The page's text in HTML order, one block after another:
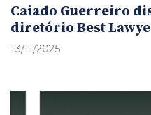
Caiado Guerreiro
diretório Best
13/11/2025